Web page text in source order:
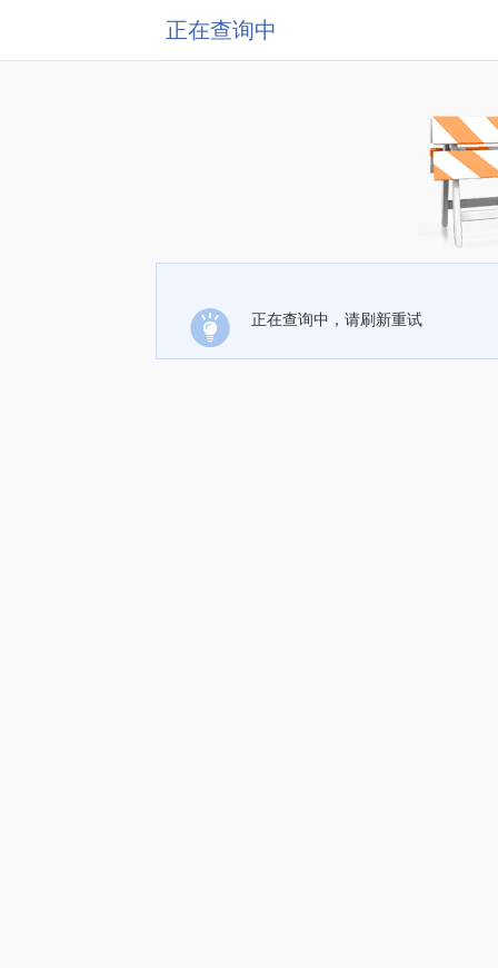
正在查询中
正在查询中，请刷新重试